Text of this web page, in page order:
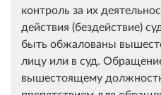
контроль за их
действия (бездействие)
быть обжалованы
лицу или в суд.
вышестоящему